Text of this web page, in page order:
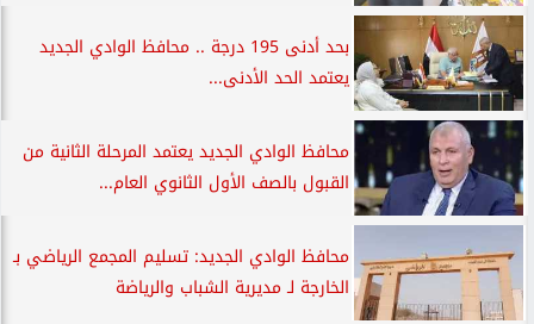
بحد أدنى 195 درجة .. محافظ الوادي الجديد
يعتمد الحد الأدنى...
محافظ الوادي الجديد يعتمد المرحلة الثانية من
القبول بالصف الأول الثانوي العام...
محافظ الوادي الجديد: تسليم المجمع الرياضي بـ
الخارجة لـ مديرية الشباب والرياضة